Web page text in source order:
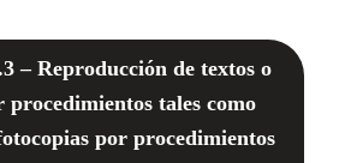
– Reproducción de textos o
procedimientos tales como
por procedimientos